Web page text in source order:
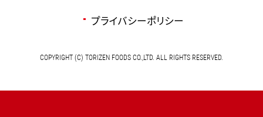
プライバシーポリシー
COPYRIGHT (C) TORIZEN FOODS CO.,LTD. ALL RIGHTS RESERVED.